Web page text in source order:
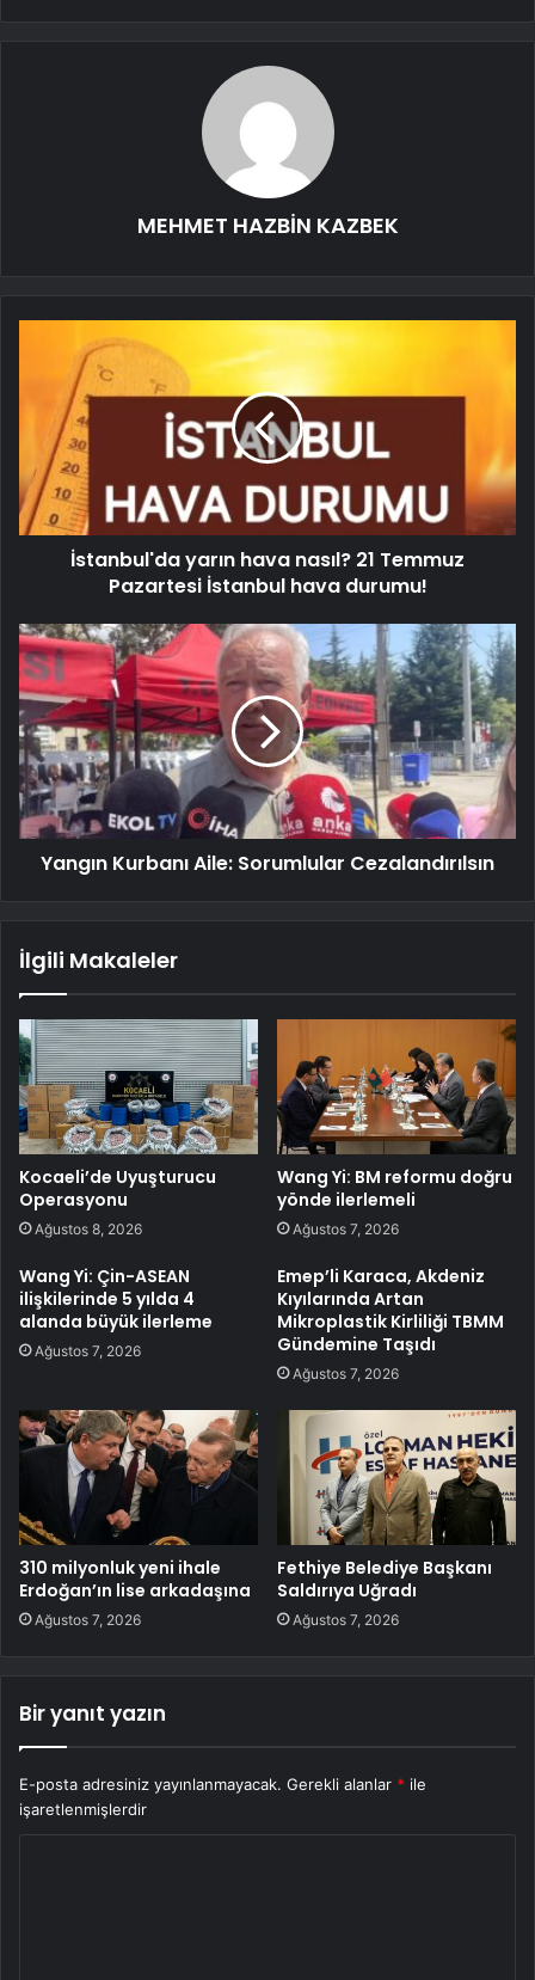
MEHMET HAZBİN KAZBEK
İstanbul'da yarın hava nasıl? 21 Temmuz
Pazartesi İstanbul hava durumu!
Yangın Kurbanı Aile: Sorumlular Cezalandırılsın
İlgili Makaleler
Kocaeli’de Uyuşturucu
Operasyonu
Ağustos 8, 2026
Wang Yi: BM reformu doğru
yönde ilerlemeli
Ağustos 7, 2026
Wang Yi: Çin-ASEAN
ilişkilerinde 5 yılda 4
alanda büyük ilerleme
Ağustos 7, 2026
Emep’li Karaca, Akdeniz
Kıyılarında Artan
Mikroplastik Kirliliği TBMM
Gündemine Taşıdı
Ağustos 7, 2026
310 milyonluk yeni ihale
Erdoğan’ın lise arkadaşına
Ağustos 7, 2026
Fethiye Belediye Başkanı
Saldırıya Uğradı
Ağustos 7, 2026
Bir yanıt yazın
E-posta adresiniz yayınlanmayacak. Gerekli alanlar * ile
işaretlenmişlerdir